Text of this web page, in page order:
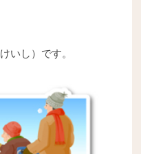
いし）です。